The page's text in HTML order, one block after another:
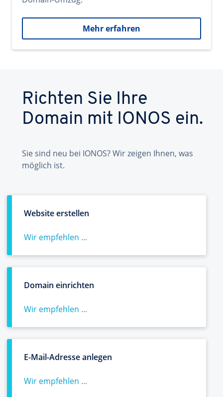
Mehr erfahren
Richten Sie Ihre
Domain mit IONOS ein.
Sie sind neu bei IONOS? Wir zeigen Ihnen, was
möglich ist.
Website erstellen
Wir empfehlen ...
Domain einrichten
Wir empfehlen ...
E-Mail-Adresse anlegen
Wir empfehlen ...